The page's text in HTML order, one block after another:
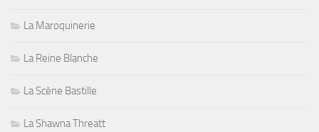
La Maroquinerie
La Reine Blanche
La Scène Bastille
La Shawna Threatt